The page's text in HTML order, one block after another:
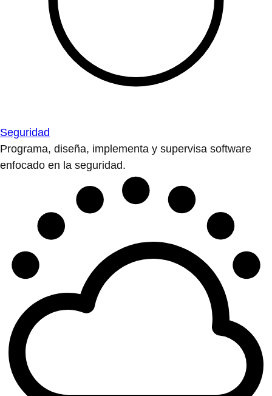
Seguridad
Programa, diseña, implementa y supervisa software
enfocado en la seguridad.